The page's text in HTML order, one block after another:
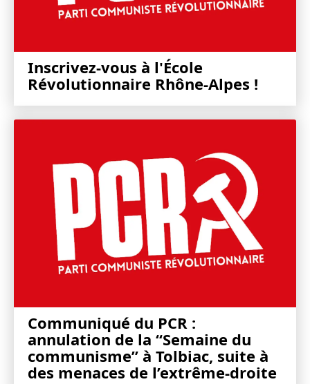
Inscrivez-vous à l'École
Révolutionnaire Rhône-Alpes !
Communiqué du PCR :
annulation de la “Semaine du
communisme” à Tolbiac, suite à
des menaces de l’extrême-droite